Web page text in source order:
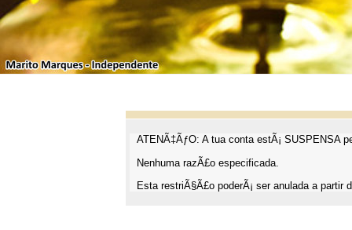
ATENÃ‡ÃƒO: A tua conta estÃ¡ SUSPENSA
Nenhuma razÃ£o especificada.
Esta restriÃ§Ã£o poderÃ¡ ser anulada a partir